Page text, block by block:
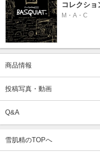
コレクショ
M・A・C
商品情報
投稿写真・動画
Q&A
雪肌精のTOPへ